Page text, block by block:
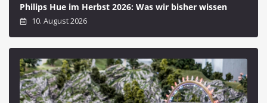
Philips Hue im Herbst 2026: Was wir bisher wissen
10. August 2026